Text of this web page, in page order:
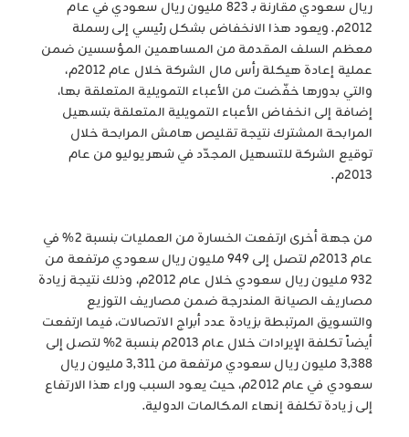
ريال سعودي مقارنة بـ 823 مليون ريال سعودي في عام
2012م. ويعود هذا الانخفاض بشكل رئيسي إلى رسملة
معظم السلف المقدمة من المساهمين المؤسسين ضمن
عملية إعادة هيكلة رأس مال الشركة خلال عام 2012م،
والتي بدورها خفّضت من الأعباء التمويلية المتعلقة بها،
إضافة إلى انخفاض الأعباء التمويلية المتعلقة بتسهيل
المرابحة المشترك نتيجة تقليص هامش المرابحة خلال
توقيع الشركة للتسهيل المجدّد في شهر يوليو من عام
2013م.
من جهة أخرى ارتفعت الخسارة من العمليات بنسبة 2% في
عام 2013م لتصل إلى 949 مليون ريال سعودي مرتفعة من
932 مليون ريال سعودي خلال عام 2012م، وذلك نتيجة زيادة
مصاريف الصيانة المندرجة ضمن مصاريف التوزيع
والتسويق المرتبطة بزيادة عدد أبراج الاتصالات، فيما ارتفعت
أيضاً تكلفة الإيرادات خلال عام 2013م بنسبة 2% لتصل إلى
3,388 مليون ريال سعودي مرتفعة من 3,311 مليون ريال
سعودي في عام 2012م، حيث يعود السبب وراء هذا الارتفاع
إلى زيادة تكلفة إنهاء المكالمات الدولية.